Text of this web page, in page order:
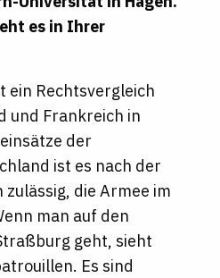
es in Ihrer
ein Rechtsvergleich
und Frankreich in
der
ist es nach der
die Armee im
man auf den
geht, sieht
Es sind